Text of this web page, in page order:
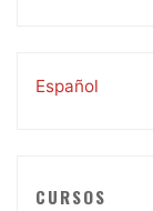
Español
CURSOS